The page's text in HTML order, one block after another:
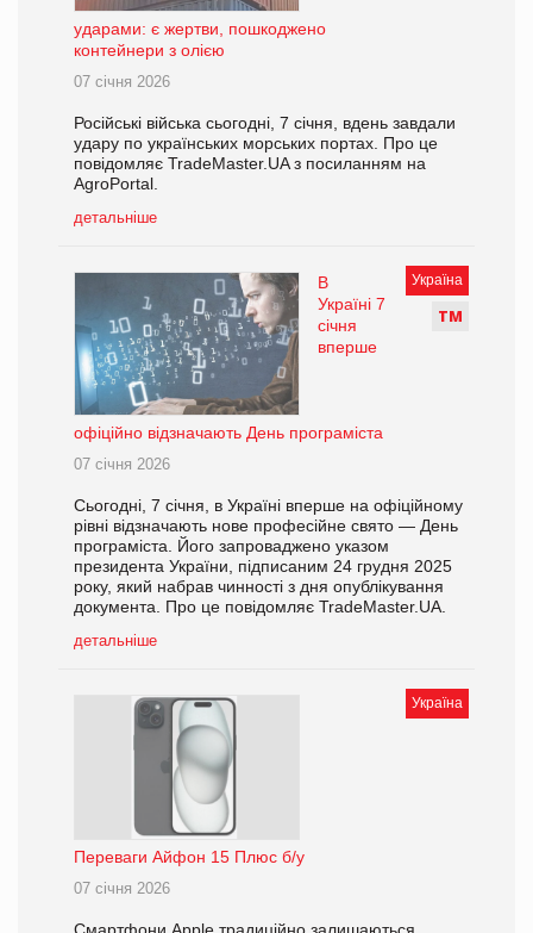
ударами: є жертви, пошкоджено
контейнери з олією
07 січня 2026
Російські війська сьогодні, 7 січня, вдень завдали
удару по українських морських портах. Про це
повідомляє TradeMaster.UA з посиланням на
AgroPortal.
детальніше
Україна
ТМ
В
Україні 7
січня
вперше
офіційно відзначають День програміста
07 січня 2026
Сьогодні, 7 січня, в Україні вперше на офіційному
рівні відзначають нове професійне свято — День
програміста. Його запроваджено указом
президента України, підписаним 24 грудня 2025
року, який набрав чинності з дня опублікування
документа. Про це повідомляє TradeMaster.UA.
детальніше
Україна
Переваги Айфон 15 Плюс б/у
07 січня 2026